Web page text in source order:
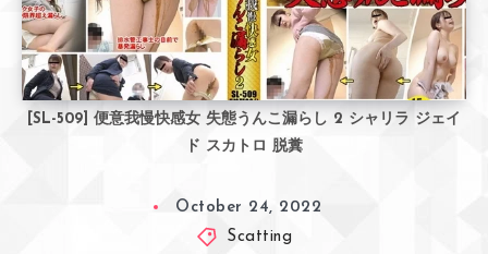
[SL-509] 便意我慢快感女 失態うんこ漏らし 2 シャリラ ジェイ
ド スカトロ 脱糞
October 24, 2022
Scatting